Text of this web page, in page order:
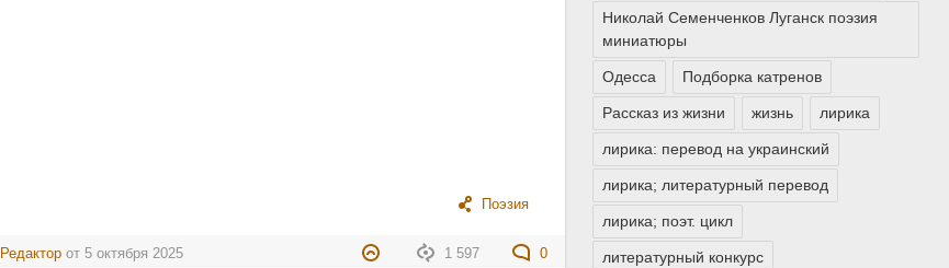
Поэзия
1 597 0
Редактор от5 октября 2025
Николай Семенченков Луганск поэзия
миниатюры
Одесса Подборка катренов
Рассказ из жизни жизнь лирика
лирика: перевод на украинский
лирика; литературный перевод
лирика; поэт. цикл
литературный конкурс